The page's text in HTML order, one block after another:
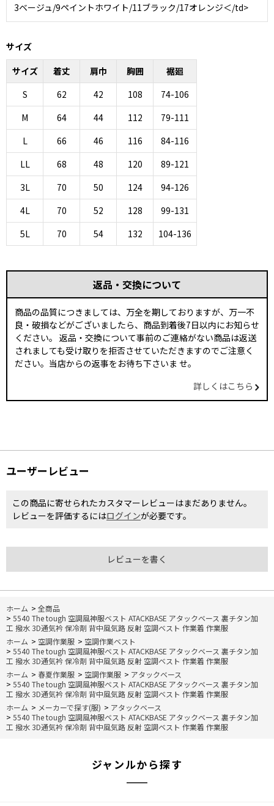
3ベージュ/9ペイントホワイト/11ブラック/17オレンジ＜/td>
サイズ
サイズ
着丈 肩巾 胸囲
裾廻
S
62 42 108
74-106
M
64 44 112
79-111
L
66 46 116
84-116
LL
68 48 120
89-121
3L
70 50 124
94-126
4L
70 52 128
99-131
5L
70 54 132 104-136
返品・交換について
商品の品質につきましては、万全を期しておりますが、万一不
良・破損などがございましたら、商品到着後7日以内にお知らせ
ください。 返品・交換について事前のご連絡がない商品は返送
されましても受け取りを拒否させていただきますのでご注意く
ださい。当店からの返事をお待ち下さいま せ。
詳しくはこちら
ユーザーレビュー
この商品に寄せられたカスタマーレビューはまだありません。
レビューを評価するにはログインが必要です。
レビューを書く
ホーム > 全商品
> 5540 The tough 空調風神服ベスト ATACKBASE アタックベース 裏チタン加
工 撥水 3D通気衿 保冷剤 背中風気路 反射 空調ベスト 作業着 作業服
ホーム > 空調作業服 > 空調作業ベスト
> 5540 The tough 空調風神服ベスト ATACKBASE アタックベース 裏チタン加
工 撥水 3D通気衿 保冷剤 背中風気路 反射 空調ベスト 作業着 作業服
ホーム > 春夏作業服 > 空調作業服 > アタックベース
> 5540 The tough 空調風神服ベスト ATACKBASE アタックベース 裏チタン加
工 撥水 3D通気衿 保冷剤 背中風気路 反射 空調ベスト 作業着 作業服
ホーム > メーカーで探す(服) > アタックベース
> 5540 The tough 空調風神服ベスト ATACKBASE アタックベース 裏チタン加
工 撥水 3D通気衿 保冷剤 背中風気路 反射 空調ベスト 作業着 作業服
ジャンルから探す